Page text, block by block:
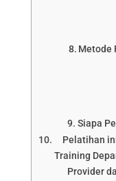
Metode
Siapa
Pelatihan
Training
Provider